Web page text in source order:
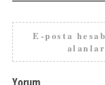
E-posta
alanlar